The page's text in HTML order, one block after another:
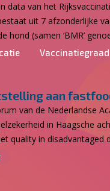
data van het
uit 7 afzonderlijke
hond (samen ‘BMR’
Vaccinatiegraad
aan
van de Nederlandse
in Haagsche
quality in disadvantaged